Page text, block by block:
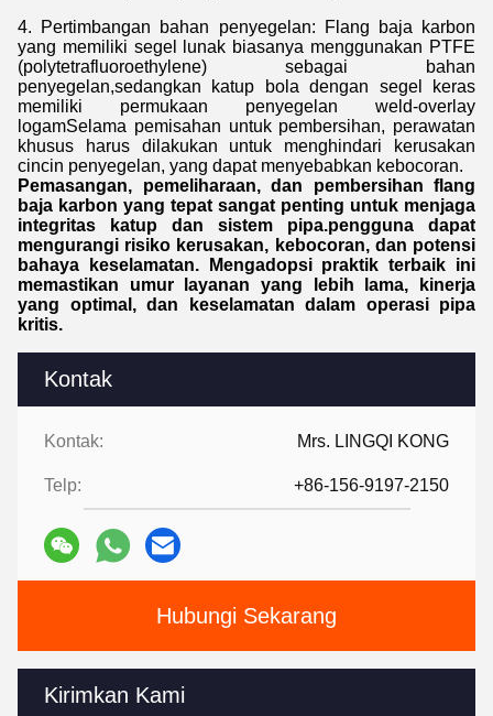
Kontak
Kontak: Mrs. LINGQI KONG
Telp: +86-156-9197-2150
Hubungi Sekarang
Kirimkan Kami
4. Pertimbangan bahan penyegelan: Flang baja karbon
yang memiliki segel lunak biasanya menggunakan PTFE
(polytetrafluoroethylene) sebagai bahan
penyegelan,sedangkan katup bola dengan segel keras
memiliki permukaan penyegelan weld-overlay
logamSelama pemisahan untuk pembersihan, perawatan
khusus harus dilakukan untuk menghindari kerusakan
cincin penyegelan, yang dapat menyebabkan kebocoran.
Pemasangan, pemeliharaan, dan pembersihan flang
baja karbon yang tepat sangat penting untuk menjaga
integritas katup dan sistem pipa.pengguna dapat
mengurangi risiko kerusakan, kebocoran, dan potensi
bahaya keselamatan. Mengadopsi praktik terbaik ini
memastikan umur layanan yang lebih lama, kinerja
yang optimal, dan keselamatan dalam operasi pipa
kritis.